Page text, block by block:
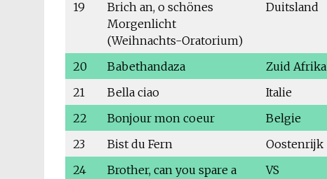
19
Brich an, o schönes
Morgenlicht
(Weihnachts-Oratorium)
Duitsland
20 Babethandaza Zuid Afrika
21
Bella ciao Italie
22
Bonjour mon coeur Belgie
23
Bist du Fern Oostenrijk
24
Brother, can you spare a
VS